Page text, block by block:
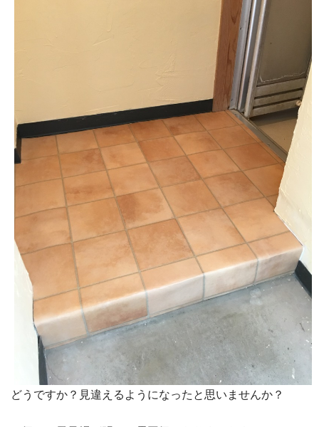
どうですか？見違えるようになったと思いませんか？